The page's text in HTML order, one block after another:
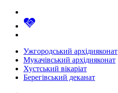
Ужгородський архідияконат
Мукачівський архідияконат
Хустський вікаріат
Берегівський деканат